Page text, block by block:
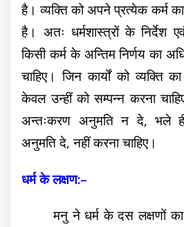
है। व्यक्ति को अपने प्रत्येक कर्म
है। अतः धर्मशास्त्रों के निर्देश
किसी कर्म के अन्तिम निर्णय का
चाहिए। जिन कार्यों को व्यक्ति
केवल उन्हीं को सम्पन्न करना
अन्तःकरण अनुमति न दे, भले ही
अनुमति दे, नहीं करना चाहिए।
धर्म के लक्षण:–
मनु ने धर्म के दस लक्षणों का